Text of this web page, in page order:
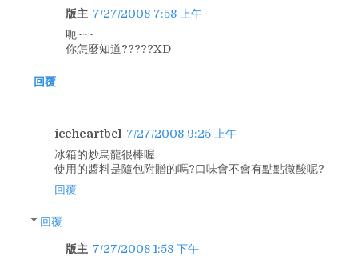
版主 7/27/2008 7:58 上午
呃~~~
你怎麼知道?????XD
回覆
iceheartbel
7/27/2008 9:25 上午
冰箱的炒烏龍很棒喔
使用的醬料是隨包附贈的嗎?口味會不會有點點微酸呢?
回覆
回覆
版主 7/27/2008 1:58 下午